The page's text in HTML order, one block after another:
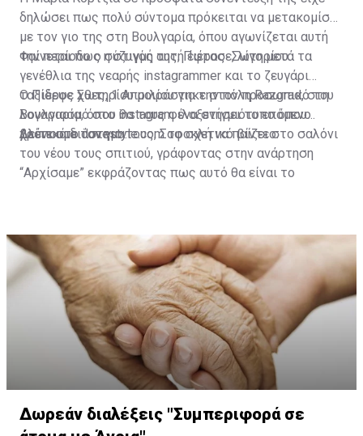
δηλώσει πως πολύ σύντομα πρόκειται να μετακομίσει
με τον γιο της στη Βουλγαρία, όπου αγωνίζεται αυτή
την περίοδο ο σύζυγός της, Πιέρος Σωτηρίου.
Φαίνεται πως η στιγμή αυτή έφτασε, λίγο μετά τα
γενέθλια της νεαρής instagrammer και το ζευγάρι
ταξίδεψε χθες, 1 Απριλίου για την πόλη Razgrad, στη
Βουλγαρία, όπου θα τους φιλοξενήσει το επόμενο
χρονικό διάστημα.
Ο Πιέρος Σωτηρίου μοιράστηκε στον προσωπικό του
λογαριασμό στο instagram ένα στιγμιότυπο όπου
βλέπουμε τον γιο τους, Σοφοκλή να παίζει στο σαλόνι
του νέου τους σπιτιού, γράφοντας στην ανάρτηση
“Αρχίσαμε” εκφράζοντας πως αυτό θα είναι το
Δείτε στο ilovestyle.com το σχετικό βίντεο.
Δωρεάν διαλέξεις "Συμπεριφορά σε